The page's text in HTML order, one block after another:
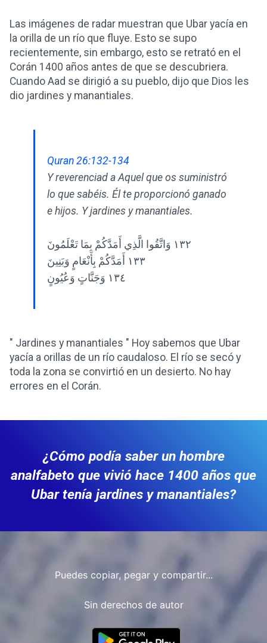
Las imágenes de radar muestran que Ubar yacía en
la orilla de un río que fluye. Esto se supo
recientemente, sin embargo, esto se retrató en el
Corán 1400 años antes de que se descubriera.
Cuando Aad se dirigió a su pueblo, dijo que Dios les
dio jardines y manantiales.
Quran 26:132-134
Y reverenciad a Aquel que os suministró
lo que sabéis. Él te proporcionó ganado
e hijos. Y jardines y manantiales.
١٣٢ وَاتَّقُوا الَّذِي أَمَدَّكُمْ بِمَا تَعْلَمُونَ
١٣٣ أَمَدَّكُمْ بِأَنْعَامٍ وَبَنِينَ
١٣٤ وَجَنَّاتٍ وَعُيُونٍ
" Jardines y manantiales " Hoy sabemos que Ubar
yacía a orillas de un río caudaloso. El río se secó y
toda la zona se convirtió en un desierto. No hay
errores en el Corán.
¿Cómo podía saber un hombre
analfabeto que vivió hace 1400 años que
Ubar tenía jardines y manantiales?
Puedes copiar, pegar y compartir...
Sin derechos de autor